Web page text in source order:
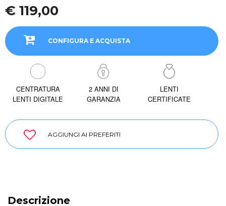
€ 119,00
CONFIGURA E ACQUISTA
CENTRATURA
LENTI DIGITALE
2 ANNI DI
GARANZIA
LENTI
CERTIFICATE
AGGIUNGI AI PREFERITI
Descrizione